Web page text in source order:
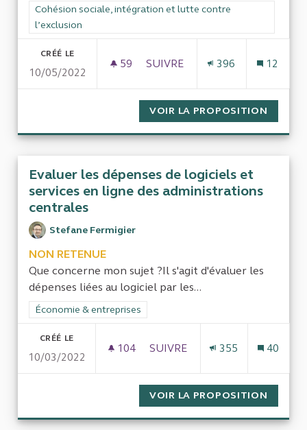
Filtrer les résultats de la catégorie : Cohésion sociale,
Cohésion sociale, intégration et lutte contre
l’exclusion
CRÉÉ LE
10/05/2022
59 59 ABONNÉS
SUIVRE
396 12
VOIR LA PROPOSITION
Evaluer les dépenses de logiciels et
services en ligne des administrations
centrales
Stefane Fermigier
NON RETENUE
Que concerne mon sujet ?Il s'agit d'évaluer les
dépenses liées au logiciel par les...
Filtrer les résultats de la catégorie : Économie & entreprises
Économie & entreprises
CRÉÉ LE
10/03/2022
104 104 ABONNÉS
SUIVRE
355 40
VOIR LA PROPOSITION